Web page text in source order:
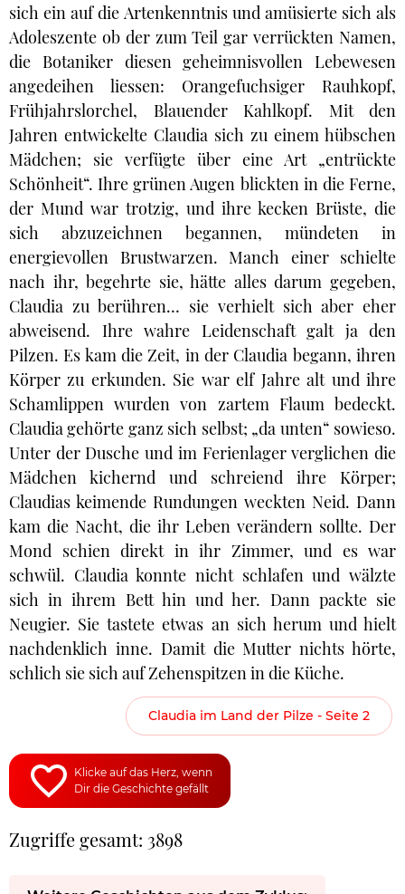
sich ein auf die Artenkenntnis und amüsierte sich als
Adoleszente ob der zum Teil gar verrückten Namen,
die Botaniker diesen geheimnisvollen Lebewesen
angedeihen liessen: Orangefuchsiger Rauhkopf,
Frühjahrslorchel, Blauender Kahlkopf. Mit den
Jahren entwickelte Claudia sich zu einem hübschen
Mädchen; sie verfügte über eine Art „entrückte
Schönheit“. Ihre grünen Augen blickten in die Ferne,
der Mund war trotzig, und ihre kecken Brüste, die
sich abzuzeichnen begannen, mündeten in
energievollen Brustwarzen. Manch einer schielte
nach ihr, begehrte sie, hätte alles darum gegeben,
Claudia zu berühren… sie verhielt sich aber eher
abweisend. Ihre wahre Leidenschaft galt ja den
Pilzen. Es kam die Zeit, in der Claudia begann, ihren
Körper zu erkunden. Sie war elf Jahre alt und ihre
Schamlippen wurden von zartem Flaum bedeckt.
Claudia gehörte ganz sich selbst; „da unten“ sowieso.
Unter der Dusche und im Ferienlager verglichen die
Mädchen kichernd und schreiend ihre Körper;
Claudias keimende Rundungen weckten Neid. Dann
kam die Nacht, die ihr Leben verändern sollte. Der
Mond schien direkt in ihr Zimmer, und es war
schwül. Claudia konnte nicht schlafen und wälzte
sich in ihrem Bett hin und her. Dann packte sie
Neugier. Sie tastete etwas an sich herum und hielt
nachdenklich inne. Damit die Mutter nichts hörte,
schlich sie sich auf Zehenspitzen in die Küche.
Claudia im Land der Pilze - Seite 2
Klicke auf das Herz, wenn
Dir die Geschichte gefällt
Zugriffe gesamt: 3898